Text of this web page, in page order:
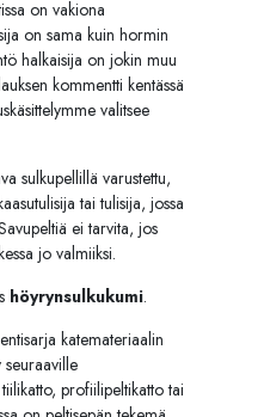
on vakiona
on sama kuin hormin
halkaisija on jokin muu
kommentti kentässä
valitsee
sulkupellillä varustettu,
tai tulisija, jossa
ei tarvita, jos
jo valmiiksi.
höyrynsulkukumi.
katemateriaalin
seuraaville
profiilipeltikatto tai